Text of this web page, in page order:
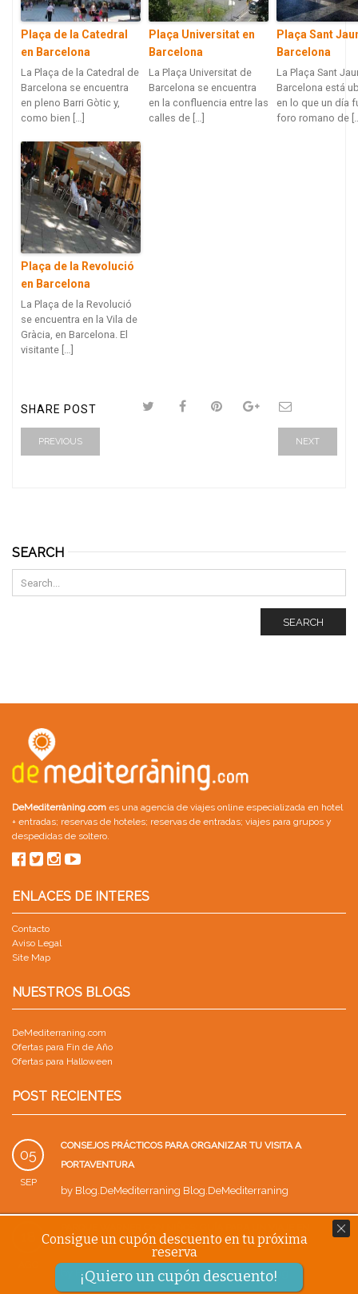
Plaça de la Catedral
en Barcelona
La Plaça de la Catedral de
Barcelona se encuentra
en pleno Barri Gòtic y,
como bien […]
Plaça Universitat en
Barcelona
La Plaça Universitat de
Barcelona se encuentra
en la confluencia entre las
calles de […]
Plaça Sant
Barcelona
La Plaça Sant
Barcelona está
en lo que un día
foro romano de
Plaça de la Revolució
en Barcelona
La Plaça de la Revolució
se encuentra en la Vila de
Gràcia, en Barcelona. El
visitante […]
SHARE POST
PREVIOUS NEXT
SEARCH
SEARCH
DeMediterràning.com es una agencia de viajes online especializada en hotel
+ entradas; reservas de hoteles; reservas de entradas; viajes para grupos y
despedidas de soltero
ENLACES DE INTERES
Contacto
Aviso Legal
Site Map
NUESTROS BLOGS
DeMediterraning.com
Ofertas para Fin de Año
Ofertas para Halloween
POST RECIENTES
05
SEP
CONSEJOS PRÁCTICOS PARA ORGANIZAR TU VISITA A
PORTAVENTURA
by Blog.DeMediterraning Blog.DeMediterraning
FAMILIA
Blog.DeMediterraning Blog.DeMediterraning
Consigue un cupón descuento en tu próxima
reserva
¡Quiero un cupón descuento!